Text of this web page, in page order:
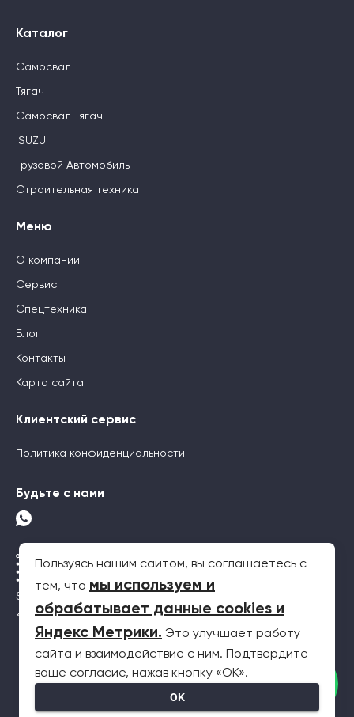
Каталог
Самосвал
Тягач
Самосвал Тягач
ISUZU
Грузовой Автомобиль
Строительная техника
Меню
О компании
Сервис
Спецтехника
Блог
Контакты
Карта сайта
Клиентский сервис
Политика конфиденциальности
Будьте с нами
SEO-продвижение
Контекстная реклама
2026 © Все права защищены. Информация на сайте не является
публичной офертой
Пользуясь нашим сайтом, вы соглашаетесь с
тем, что мы используем и
обрабатывает данные cookies и
Яндекс Метрики. Это улучшает работу
сайта и взаимодействие с ним. Подтвердите
ваше согласие, нажав кнопку «OK».
OK